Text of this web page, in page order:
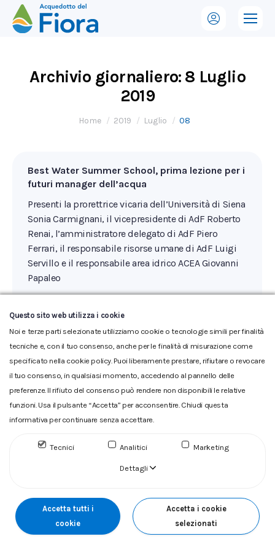
Archivio giornaliero: 8 Luglio
2019
Tu sei qui:
Home 2019 Luglio 08
Best Water Summer School, prima lezione per i
futuri manager dell’acqua
Presenti la prorettrice vicaria dell’Università di Siena
Sonia Carmignani, il vicepresidente di AdF Roberto
Renai, l’amministratore delegato di AdF Piero
Ferrari, il responsabile risorse umane di AdF Luigi
Servillo e il responsabile area idrico ACEA Giovanni
Papaleo
Glossario Cookie Reclamo pdf
ACQUEDOTTO DEL FIORA S.p.A. Numero d'iscrizione e Codice
Sociale Euro 1.730.520,00 i.v
Questo sito web utilizza i cookie
Noi e terze parti selezionate utilizziamo cookie o tecnologie simili per finalità
tecniche e, con il tuo consenso, anche per le finalità di misurazione come
specificato nella cookie policy. Puoi liberamente prestare, rifiutare o revocare
il tuo consenso, in qualsiasi momento, accedendo al pannello delle
preferenze. Il rifiuto del consenso può rendere non disponibili le relative
funzioni. Usa il pulsante “Accetta” per acconsentire. Chiudi questa
informativa per continuare senza accettare.
Tecnici Analitici Marketing
Dettagli
Accetta tutti i
cookie
Accetta i cookie
selezionati